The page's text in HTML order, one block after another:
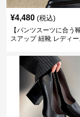
¥4,480 (税込)
【パンツスーツに合う
スアップ 紐靴 レディ
ビジネスシューズ